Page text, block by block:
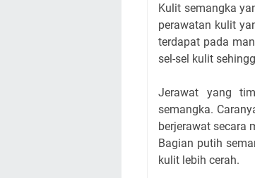
Kulit semangka
perawatan kulit
terdapat pada
sel-sel kulit
Jerawat yang
semangka.
berjerawat secara
Bagian putih
kulit lebih cerah.